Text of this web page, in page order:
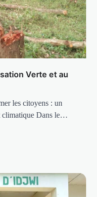
Verte et au
les citoyens : un
climatique Dans le…